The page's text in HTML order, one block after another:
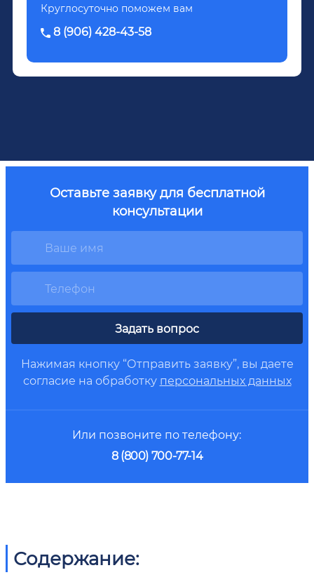
Круглосуточно поможем вам
8 (906) 428-43-58
Оставьте заявку для бесплатной
консультации
Задать вопрос
Нажимая кнопку “Отправить заявку”, вы даете
согласие на обработку персональных данных
Или позвоните по телефону:
8 (800) 700-77-14
Содержание: